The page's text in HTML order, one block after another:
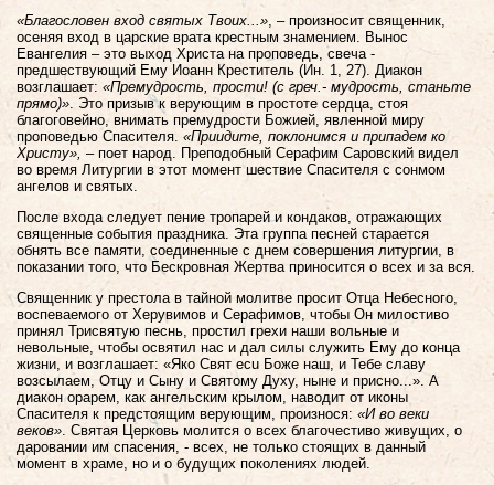
«Благословен вход святых Твоих...», – произносит священник,
осеняя вход в царские врата крестным знамением. Вынос
Евангелия – это выход Христа на проповедь, свеча -
предшествующий Ему Иоанн Креститель (Ин. 1, 27). Диакон
возглашает: «Премудрость, прости! (с греч.- мудрость, станьте
прямо)». Это призыв к верующим в простоте сердца, стоя
благоговейно, внимать премудрости Божией, явленной миру
проповедью Спасителя. «Приидите, поклонимся и припадем ко
Христу», – поет народ. Преподобный Серафим Саровский видел
во время Литургии в этот момент шествие Спасителя с сонмом
ангелов и святых.
После входа следует пение тропарей и кондаков, отражающих
священные события праздника. Эта группа песней старается
обнять все памяти, соединенные с днем совершения литургии, в
показании того, что Бескровная Жертва приносится о всех и за вся.
Священник у престола в тайной молитве просит Отца Небесного,
воспеваемого от Херувимов и Серафимов, чтобы Он милостиво
принял Трисвятую песнь, простил грехи наши вольные и
невольные, чтобы освятил нас и дал силы служить Ему до конца
жизни, и возглашает: «Яко Свят ecu Боже наш, и Тебе славу
возсылаем, Отцу и Сыну и Святому Духу, ныне и присно...». А
диакон орарем, как ангельским крылом, наводит от иконы
Спасителя к предстоящим верующим, произнося: «И во веки
веков». Святая Церковь молится о всех благочестиво живущих, о
даровании им спасения, - всех, не только стоящих в данный
момент в храме, но и о будущих поколениях людей.